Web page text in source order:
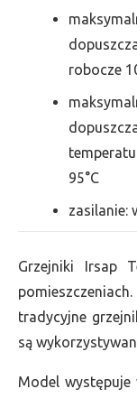
robocze
95°C
zasilanie:
Grzejniki Irsap
tradycyjne
są
Model